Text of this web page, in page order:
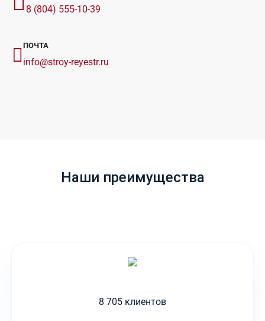
8 (804) 555-10-39
ПОЧТА
info@stroy-reyestr.ru
Наши преимущества
8 705 клиентов